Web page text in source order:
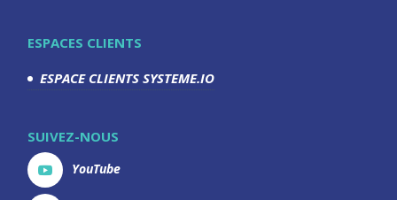
ESPACES CLIENTS
ESPACE CLIENTS SYSTEME.IO
SUIVEZ-NOUS
YouTube